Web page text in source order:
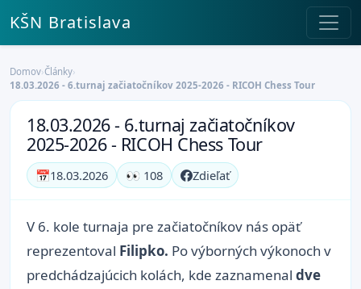
KŠN Bratislava
Domov›Články›
18.03.2026 - 6.turnaj začiatočníkov 2025-2026 - RICOH Chess Tour
18.03.2026 - 6.turnaj začiatočníkov
2025-2026 - RICOH Chess Tour
📅18.03.2026 👀 108 Zdieľať
V 6. kole turnaja pre začiatočníkov nás opäť
reprezentoval Filipko. Po výborných výkonoch v
predchádzajúcich kolách, kde zaznamenal dve